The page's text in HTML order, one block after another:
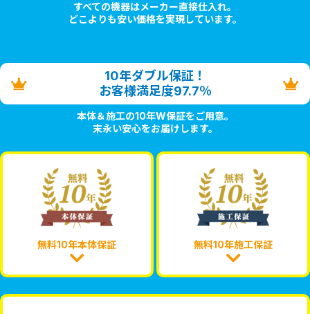
すべての機器はメーカー直接仕入れ。
どこよりも安い価格を実現しています。
10年ダブル保証！
お客様満足度97.7％
本体＆施工の10年W保証をご用意。
末永い安心をお届けします。
無料10年本体保証 無料10年施工保証